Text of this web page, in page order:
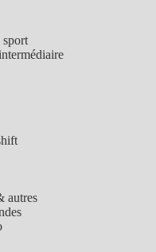
sport
autres